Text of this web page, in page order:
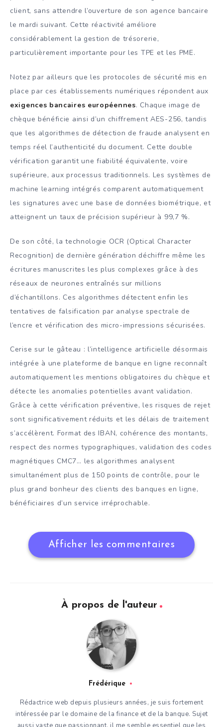
client, sans attendre l’ouverture de son agence bancaire
le mardi suivant. Cette réactivité améliore
considérablement la gestion de trésorerie,
particulièrement importante pour les TPE et les PME.
Notez par ailleurs que les protocoles de sécurité mis en
place par ces établissements numériques répondent aux
exigences bancaires européennes. Chaque image de
chèque bénéficie ainsi d’un chiffrement AES-256, tandis
que les algorithmes de détection de fraude analysent en
temps réel l’authenticité du document. Cette double
vérification garantit une fiabilité équivalente, voire
supérieure, aux processus traditionnels. Les systèmes de
machine learning intégrés comparent automatiquement
les signatures avec une base de données biométrique, et
atteignent un taux de précision supérieur à 99,7 %.
De son côté, la technologie OCR (Optical Character
Recognition) de dernière génération déchiffre même les
écritures manuscrites les plus complexes grâce à des
réseaux de neurones entraînés sur millions
d’échantillons. Ces algorithmes détectent enfin les
tentatives de falsification par analyse spectrale de
l’encre et vérification des micro-impressions sécurisées.
Cerise sur le gâteau : l’intelligence artificielle désormais
intégrée à une plateforme de banque en ligne reconnaît
automatiquement les mentions obligatoires du chèque et
détecte les anomalies potentielles avant validation.
Grâce à cette vérification préventive, les risques de rejet
sont significativement réduits et les délais de traitement
s’accélèrent. Format des IBAN, cohérence des montants,
respect des normes typographiques, validation des codes
magnétiques CMC7… les algorithmes analysent
simultanément plus de 150 points de contrôle, pour le
plus grand bonheur des clients des banques en ligne,
bénéficiaires d’un service irréprochable.
Afficher les commentaires
À propos de l'auteur
Frédérique
Rédactrice web depuis plusieurs années, je suis fortement
intéressée par le domaine de la finance et de la banque. Sujet